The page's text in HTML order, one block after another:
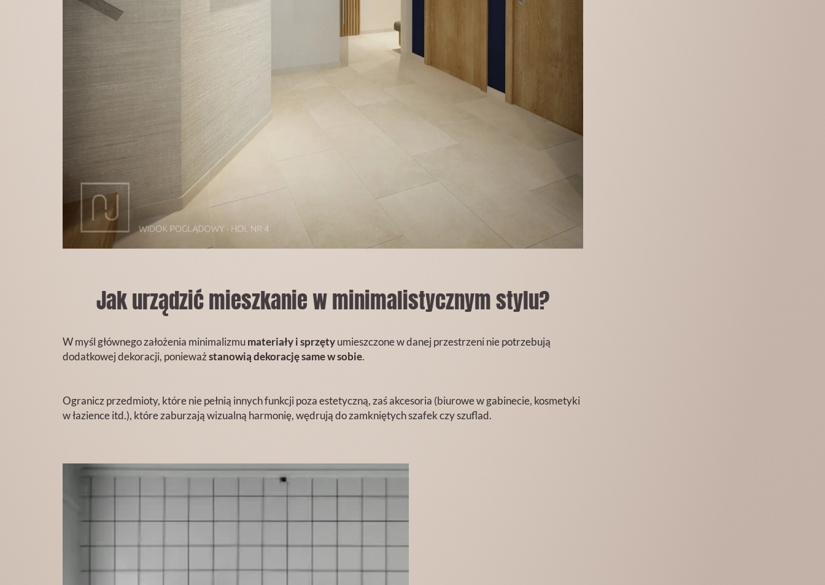
Jak urządzić mieszkanie w minimalistycznym stylu?
W myśl głównego założenia minimalizmumateriały i sprzętyumieszczone w danej przestrzeni nie potrzebują
dodatkowej dekoracji, ponieważstanowiądekorację same w sobie.
Ogranicz przedmioty, które nie pełnią innych funkcji poza estetyczną, zaś akcesoria (biurowe w gabinecie, kosmetyki
w łazience itd.), które zaburzają wizualną harmonię, wędrują do zamkniętych szafek czy szuflad.